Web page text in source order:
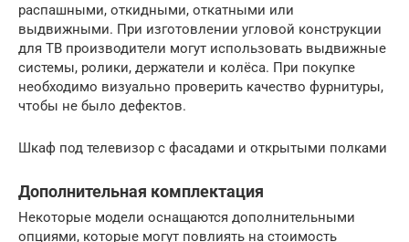
распашными, откидными, откатными или
выдвижными. При изготовлении угловой конструкции
для ТВ производители могут использовать выдвижные
системы, ролики, держатели и колёса. При покупке
необходимо визуально проверить качество фурнитуры,
чтобы не было дефектов.
Шкаф под телевизор с фасадами и открытыми полками
Дополнительная комплектация
Некоторые модели оснащаются дополнительными
опциями, которые могут повлиять на стоимость